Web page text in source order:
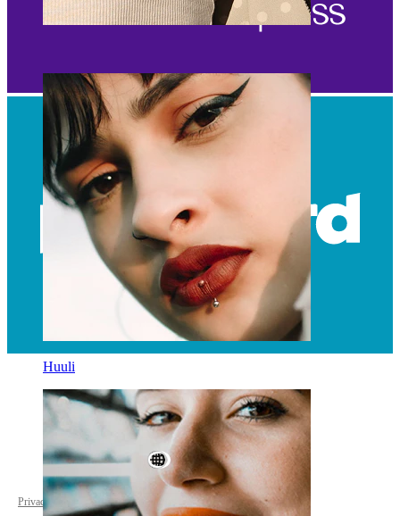
Huuli
World Wide
Privacy policy Cookie settings